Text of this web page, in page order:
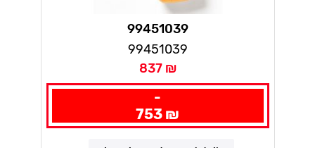
99451039
99451039
837 ₪
-
753 ₪